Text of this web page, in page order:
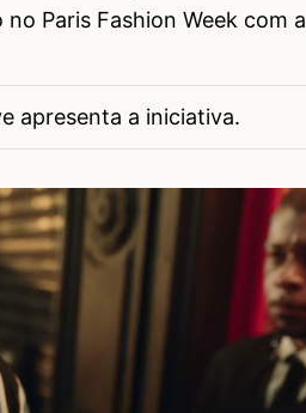
Paris Fashion Week com a
apresenta a iniciativa.